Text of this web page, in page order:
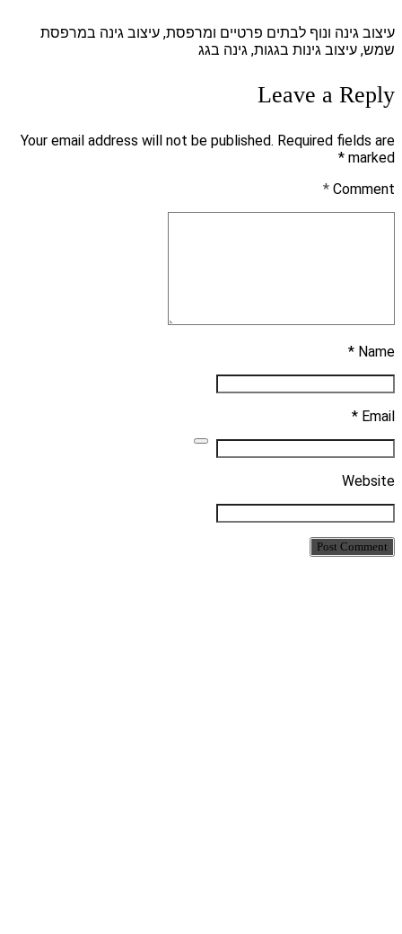
עיצוב גינה ונוף לבתים פרטיים ומרפסת, עיצוב גינה במרפסת
שמש, עיצוב גינות בגגות, גינה בגג
Leave a Reply
Your email address will not be published. Required fields are
marked *
Comment
*
Name *
Email *
Website
Post Comment